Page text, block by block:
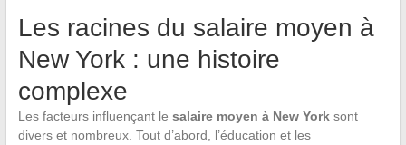
Les racines du salaire moyen à
New York : une histoire
complexe
Les facteurs influençant le salaire moyen à New Yorksont
divers et nombreux. Tout d’abord, l’éducation et les